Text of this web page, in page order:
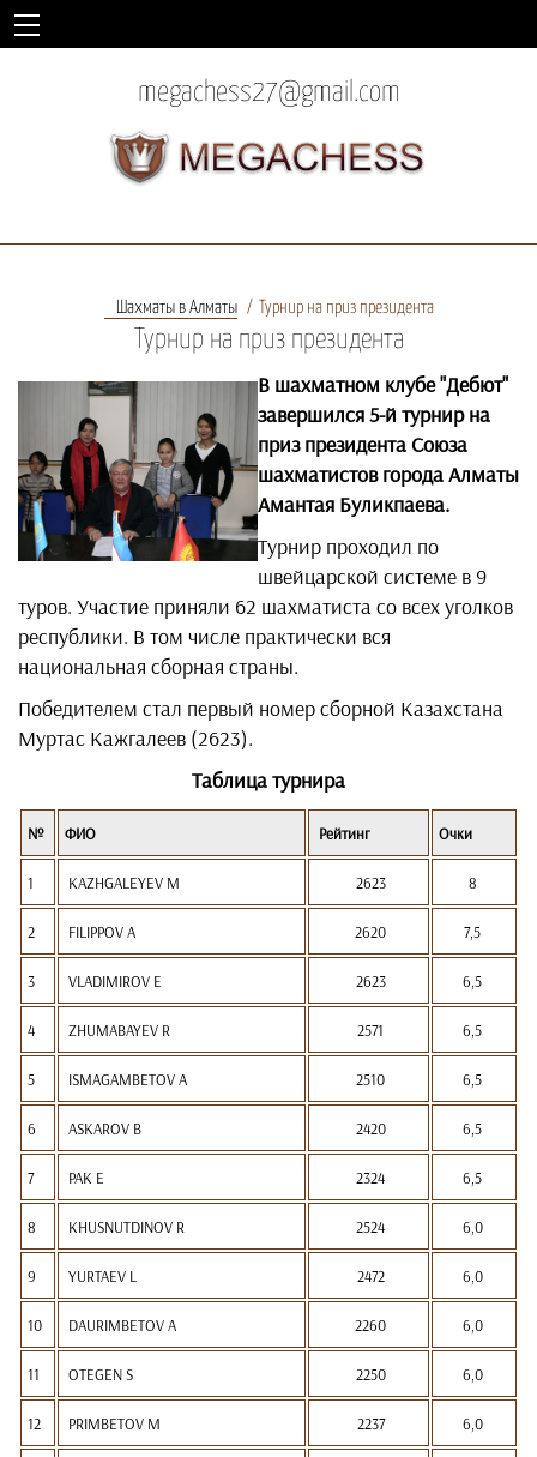
megachess27@gmail.com
Шахматы в Алматы Турнир на приз президента
Турнир на приз президента
В шахматном клубе "Дебют"
завершился 5-й турнир на
приз президента Союза
шахматистов города Алматы
Амантая Буликпаева.
Турнир проходил по
швейцарской системе в 9
туров. Участие приняли 62 шахматиста со всех уголков
республики. В том числе практически вся
национальная сборная страны.
Победителем стал первый номер сборной Казахстана
Муртас Кажгалеев (2623).
Таблица турнира
№ ФИО Рейтинг Очки
1 KAZHGALEYEV M 2623 8
2 FILIPPOV A 2620 7,5
3 VLADIMIROV E 2623 6,5
4 ZHUMABAYEV R 2571 6,5
5 ISMAGAMBETOV A 2510 6,5
6 ASKAROV B 2420 6,5
7 PAK E 2324 6,5
8 KHUSNUTDINOV R 2524 6,0
9 YURTAEV L 2472 6,0
10 DAURIMBETOV A 2260 6,0
11 OTEGEN S 2250 6,0
12 PRIMBETOV M 2237 6,0